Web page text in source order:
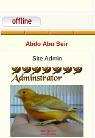
Abdo Abu Seir
Site Admin